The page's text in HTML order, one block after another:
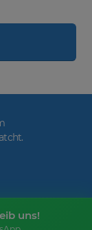
uns!